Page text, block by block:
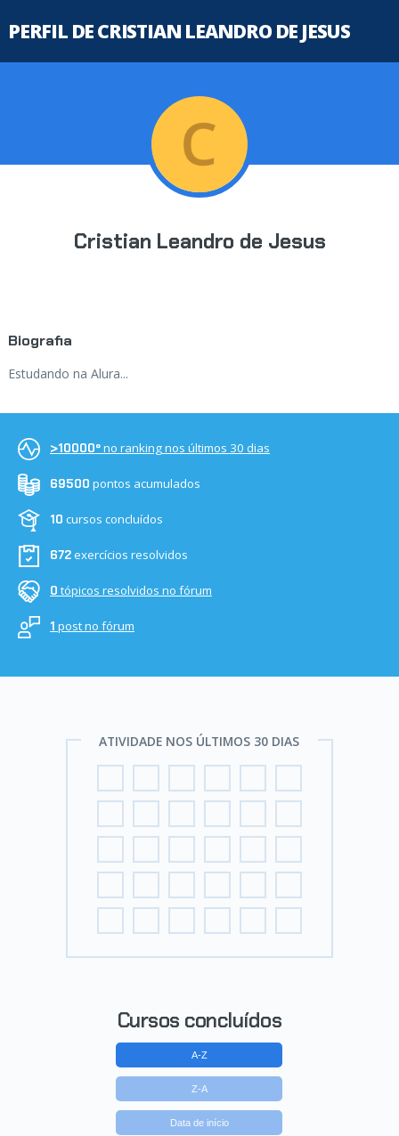
PERFIL DE CRISTIAN LEANDRO DE JESUS
Cristian Leandro de Jesus
Biografia
Estudando na Alura...
>10000ºno ranking nos últimos 30 dias
69500 pontos acumulados
10 cursos concluídos
672exercícios resolvidos
0 tópicos resolvidos no fórum
1 post no fórum
ATIVIDADE NOS ÚLTIMOS 30 DIAS
Cursos concluídos
A-Z
Z-A
Data de início